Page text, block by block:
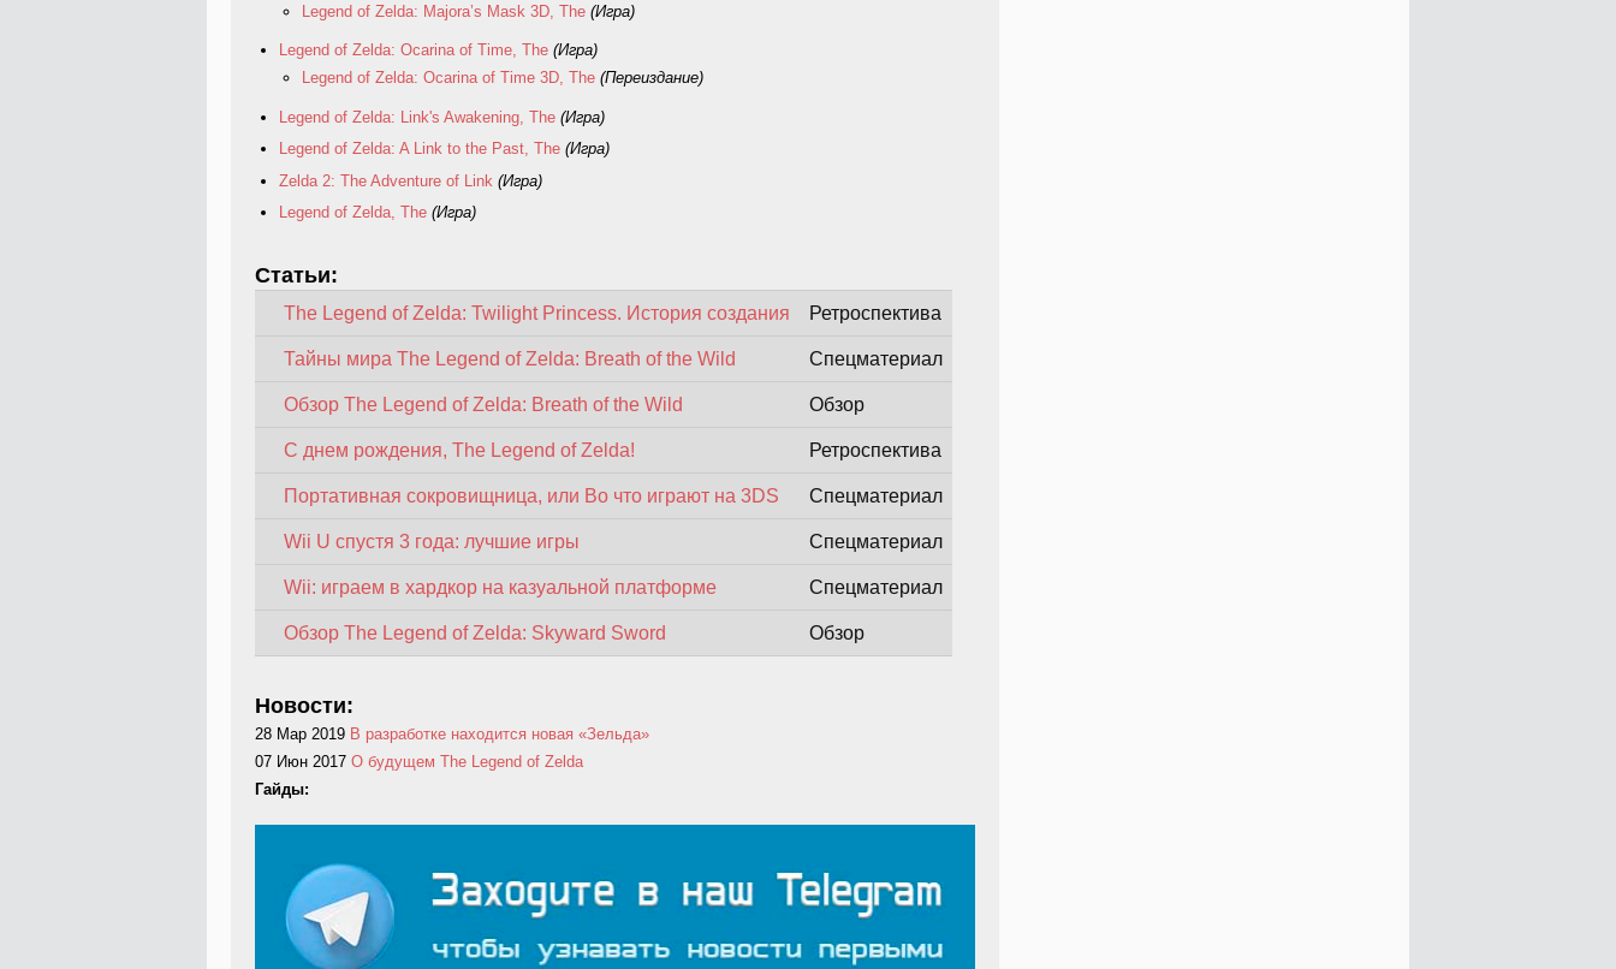
Legend of Zelda: Majora’s Mask 3D, The (Игра)
Legend of Zelda: Ocarina of Time, The (Игра)
Legend of Zelda: Ocarina of Time 3D, The (Переиздание)
Legend of Zelda: Link's Awakening, The (Игра)
Legend of Zelda: A Link to the Past, The (Игра)
Zelda 2: The Adventure of Link (Игра)
Legend of Zelda, The (Игра)
Статьи:
The Legend of Zelda: Twilight Princess. История создания Ретроспектива
Тайны мира The Legend of Zelda: Breath of the Wild Спецматериал
Обзор The Legend of Zelda: Breath of the Wild Обзор
С днем рождения, The Legend of Zelda! Ретроспектива
Портативная сокровищница, или Во что играют на 3DS Спецматериал
Wii U спустя 3 года: лучшие игры Спецматериал
Wii: играем в хардкор на казуальной платформе Спецматериал
Обзор The Legend of Zelda: Skyward Sword Обзор
Новости:
28 Мар 2019 В разработке находится новая «Зельда»
07 Июн 2017 О будущем The Legend of Zelda
Гайды: